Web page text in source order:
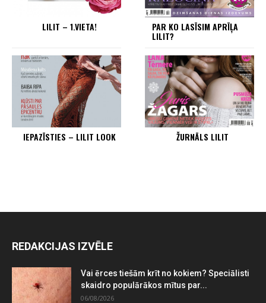
LILIT – 1.VIETA! PAR KO LASĪSIM APRĪĻA
LILIT?
IEPAZĪSTIES – LILIT LOOK ŽURNĀLS LILIT
REDAKCIJAS IZVĒLE
Vai ērces tiešām krīt no kokiem? Speciālisti
skaidro populārākos mītus par...
06/08/2026